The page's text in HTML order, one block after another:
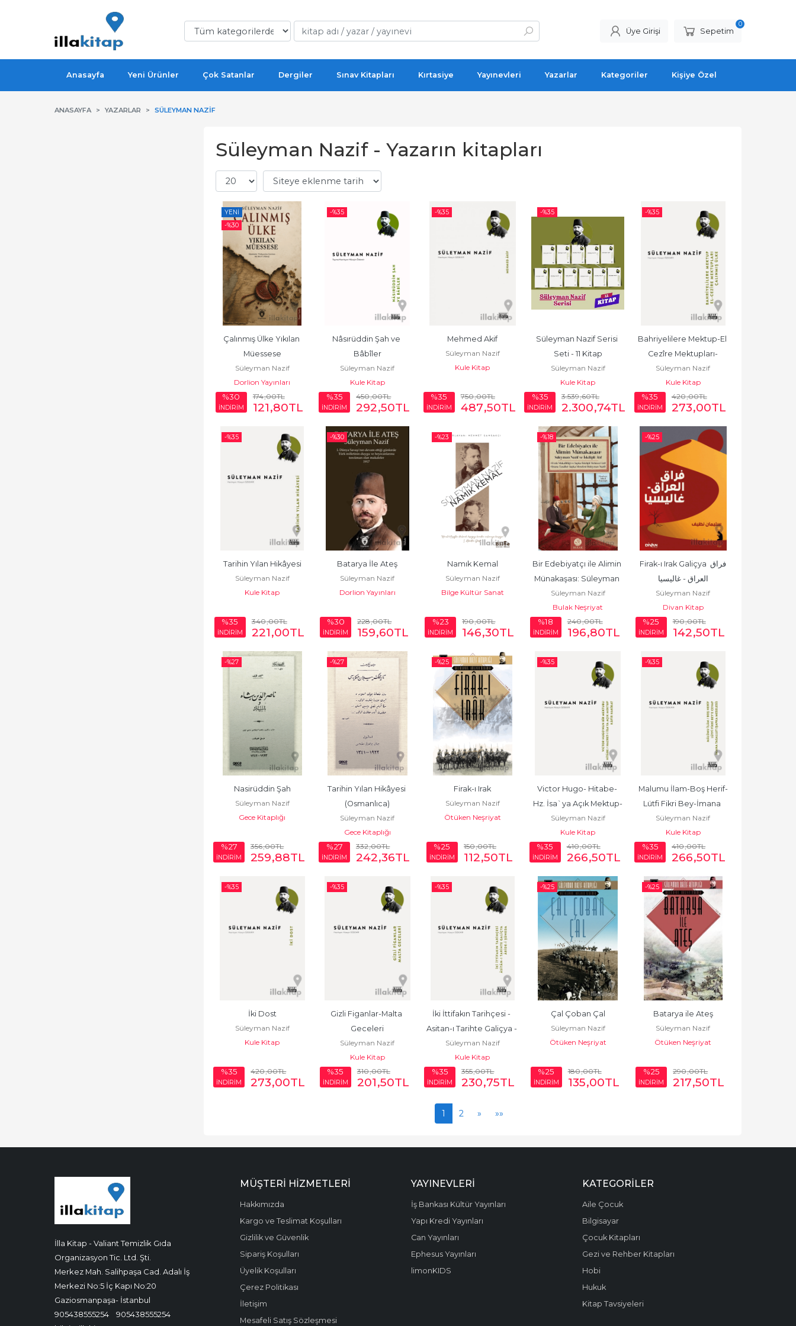
Üye Girişi Sepetim
0
Anasayfa Yeni Ürünler Çok Satanlar Dergiler Sınav Kitapları Kırtasiye Yayınevleri Yazarlar Kategoriler Kişiye Özel
ANASAYFA YAZARLAR SÜLEYMAN NAZIF
Süleyman Nazif - Yazarın kitapları
YENI
-%30
Çalınmış Ülke Yıkılan
Müessese
Süleyman Nazif
Dorlion Yayınları
%30
İNDİRİM
174,00TL
121,80TL
-%35
Nâsırüddin Şah ve
Bâbîler
Süleyman Nazif
Kule Kitap
%35
İNDİRİM
450,00TL
292,50TL
-%35
Mehmed Akif
Süleyman Nazif
Kule Kitap
%35
İNDİRİM
750,00TL
487,50TL
-%35
Süleyman Nazif Serisi
Seti - 11 Kitap
Süleyman Nazif
Kule Kitap
%35
İNDİRİM
3.539,60TL
2.300,74TL
-%35
Bahriyelilere Mektup-El
Cezîre Mektupları-
Çalınmış Ülke
Süleyman Nazif
Kule Kitap
%35
İNDİRİM
420,00TL
273,00TL
-%35
Tarihin Yılan Hikâyesi
Süleyman Nazif
Kule Kitap
%35
İNDİRİM
340,00TL
221,00TL
-%30
Batarya İle Ateş
Süleyman Nazif
Dorlion Yayınları
%30
İNDİRİM
228,00TL
159,60TL
-%23
Namık Kemal
Süleyman Nazif
Bilge Kültür Sanat
%23
İNDİRİM
190,00TL
146,30TL
-%18
Bir Edebiyatçı ile Alimin
Münakaşası: Süleyman
Nazif ve İskilipli Atıf...
Süleyman Nazif
Bulak Neşriyat
%18
İNDİRİM
240,00TL
196,80TL
-%25
Firak-ı Irak Galiçya فراق
العراق - غاليسيا
Süleyman Nazif
Divan Kitap
%25
İNDİRİM
190,00TL
142,50TL
-%27
Nasirüddin Şah
Süleyman Nazif
Gece Kitaplığı
%27
İNDİRİM
356,00TL
259,88TL
-%27
Tarihin Yılan Hikâyesi
(Osmanlıca)
Süleyman Nazif
Gece Kitaplığı
%27
İNDİRİM
332,00TL
242,36TL
-%25
Firak-ı Irak
Süleyman Nazif
Ötüken Neşriyat
%25
İNDİRİM
150,00TL
112,50TL
-%35
Victor Hugo- Hitabe-
Hz. İsa`ya Açık Mektup-
Kafir Hakikat
Süleyman Nazif
Kule Kitap
%35
İNDİRİM
410,00TL
266,50TL
-%35
Malumu İlam-Boş Herif-
Lütfi Fikri Bey-İmana
Tasallut
Süleyman Nazif
Kule Kitap
%35
İNDİRİM
410,00TL
266,50TL
-%35
İki Dost
Süleyman Nazif
Kule Kitap
%35
İNDİRİM
420,00TL
273,00TL
-%35
Gizli Figanlar-Malta
Geceleri
Süleyman Nazif
Kule Kitap
%35
İNDİRİM
310,00TL
201,50TL
-%35
İki İttifakın Tarihçesi -
Asitan-ı Tarihte Galiçya -
Abide-i Şüheda
Süleyman Nazif
Kule Kitap
%35
İNDİRİM
355,00TL
230,75TL
-%25
Çal Çoban Çal
Süleyman Nazif
Ötüken Neşriyat
%25
İNDİRİM
180,00TL
135,00TL
-%25
Batarya ile Ateş
Süleyman Nazif
Ötüken Neşriyat
%25
İNDİRİM
290,00TL
217,50TL
1 2 » »»
İlla Kitap - Valiant Temizlik Gıda
Organizasyon Tic. Ltd. Şti.
Merkez Mah. Salihpaşa Cad. Adalı İş
Merkezi No:5 İç Kapı No:20
Gaziosmanpaşa- İstanbul
905438555254
905438555254
MÜŞTERI HIZMETLERI
Hakkımızda
Kargo ve Teslimat Koşulları
Gizlilik ve Güvenlik
Sipariş Koşulları
Üyelik Koşulları
Çerez Politikası
İletişim
Mesafeli Satış Sözleşmesi
YAYINEVLERI
İş Bankası Kültür Yayınları
Yapı Kredi Yayınları
Can Yayınları
Ephesus Yayınları
limonKIDS
KATEGORILER
Aile Çocuk
Bilgisayar
Çocuk Kitapları
Gezi ve Rehber Kitapları
Hobi
Hukuk
Kitap Tavsiyeleri